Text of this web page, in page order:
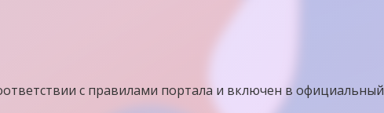
с правилами портала и включен в официальный